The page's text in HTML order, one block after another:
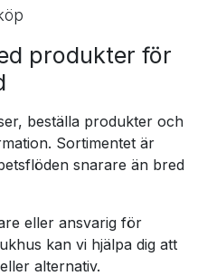
produkter för
beställa produkter och
Sortimentet är
snarare än bred
eller ansvarig för
kan vi hjälpa dig att
alternativ.